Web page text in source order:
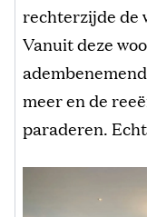
rechterzijde de
Vanuit deze
meer en de
paraderen.